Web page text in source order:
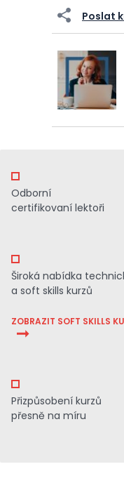
Poslat
Odborní
certifikovaní lektoři
Široká nabídka
a soft skills kurzů
ZOBRAZIT SOFT SKILLS
Přizpůsobení kurzů
přesně na míru